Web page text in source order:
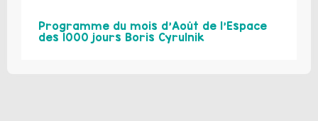
Programme du mois d’Août de l’Espace
des 1000 jours Boris Cyrulnik